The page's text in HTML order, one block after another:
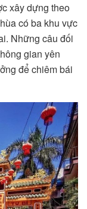
xây dựng theo
có ba khu vực
Những câu đối
gian yên
để chiêm bái